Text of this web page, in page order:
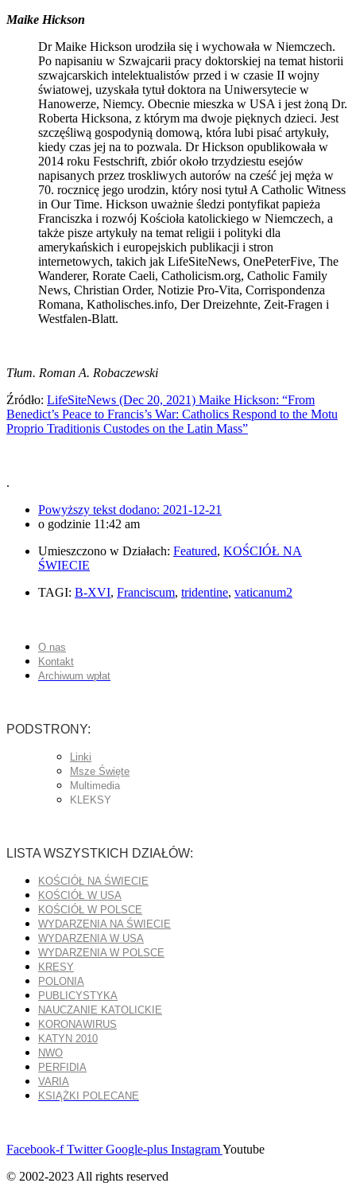
Maike Hickson
Dr Maike Hickson urodziła się i wychowała w Niemczech.
Po napisaniu w Szwajcarii pracy doktorskiej na temat historii
szwajcarskich intelektualistów przed i w czasie II wojny
światowej, uzyskała tytuł doktora na Uniwersytecie w
Hanowerze, Niemcy. Obecnie mieszka w USA i jest żoną Dr.
Roberta Hicksona, z którym ma dwoje pięknych dzieci. Jest
szczęśliwą gospodynią domową, która lubi pisać artykuły,
kiedy czas jej na to pozwala. Dr Hickson opublikowała w
2014 roku Festschrift, zbiór około trzydziestu esejów
napisanych przez troskliwych autorów na cześć jej męża w
70. rocznicę jego urodzin, który nosi tytuł A Catholic Witness
in Our Time. Hickson uważnie śledzi pontyfikat papieża
Franciszka i rozwój Kościoła katolickiego w Niemczech, a
także pisze artykuły na temat religii i polityki dla
amerykańskich i europejskich publikacji i stron
internetowych, takich jak LifeSiteNews, OnePeterFive, The
Wanderer, Rorate Caeli, Catholicism.org, Catholic Family
News, Christian Order, Notizie Pro-Vita, Corrispondenza
Romana, Katholisches.info, Der Dreizehnte, Zeit-Fragen i
Westfalen-Blatt.
Tłum. Roman A. Robaczewski
Źródło: LifeSiteNews (Dec 20, 2021) Maike Hickson: “From
Benedict’s Peace to Francis’s War: Catholics Respond to the Motu
Proprio Traditionis Custodes on the Latin Mass”
.
Powyższy tekst dodano: 2021-12-21
o godzinie 11:42 am
Umieszczono w Działach: Featured, KOŚCIÓŁ NA
ŚWIECIE
TAGI: B-XVI, Franciscum, tridentine, vaticanum2
O nas
Kontakt
Archiwum wpłat
PODSTRONY:
Linki
Msze Święte
Multimedia
KLEKSY
LISTA WSZYSTKICH DZIAŁÓW:
KOŚCIÓŁ NA ŚWIECIE
KOŚCIÓŁ W USA
KOŚCIÓŁ W POLSCE
WYDARZENIA NA ŚWIECIE
WYDARZENIA W USA
WYDARZENIA W POLSCE
KRESY
POLONIA
PUBLICYSTYKA
NAUCZANIE KATOLICKIE
KORONAWIRUS
KATYN 2010
NWO
PERFIDIA
VARIA
KSIĄŻKI POLECANE
Facebook-f Twitter Google-plus InstagramYoutube
© 2002-2023 All rights reserved